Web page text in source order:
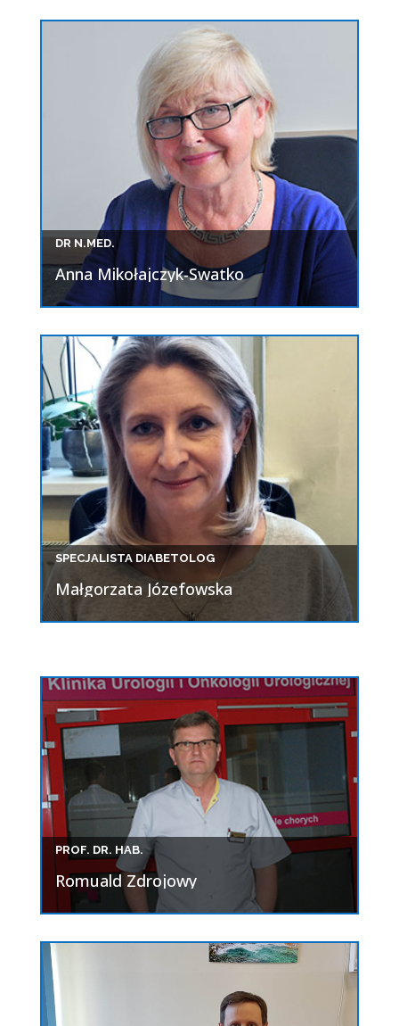
DR N.MED.
Anna Mikołajczyk-Swatko
SPECJALISTA DIABETOLOG
Małgorzata Józefowska
PROF. DR. HAB.
Romuald Zdrojowy